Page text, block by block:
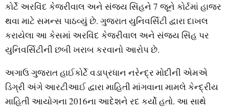
કોર્ટે અરવિંદ કેજરીવાલ અને સંજય સિંહને 7 જૂને કોર્ટમાં હાજર
થવા માટે સમન્સ પાઠવ્યું છે. ગુજરાત યુનિવર્સિટી દ્વારા દાખલ
કરાયેલા આ કેસમાં અરવિંદ કેજરીવાલ અને સંજય સિંહ પર
યુનિવર્સિટીની છબી ખરાબ કરવાનો આરોપ છે.
અગાઉ ગુજરાત હાઈકોર્ટે વડાપ્રધાન નરેન્દ્ર મોદીની એમએ
ડિગ્રી અંગે આરટીઆઈ દ્વારા માહિતી માંગવાના મામલે કેન્દ્રીય
માહિતી આયોગના 2016ના આદેશને રદ કર્યો હતો. આ સાથે